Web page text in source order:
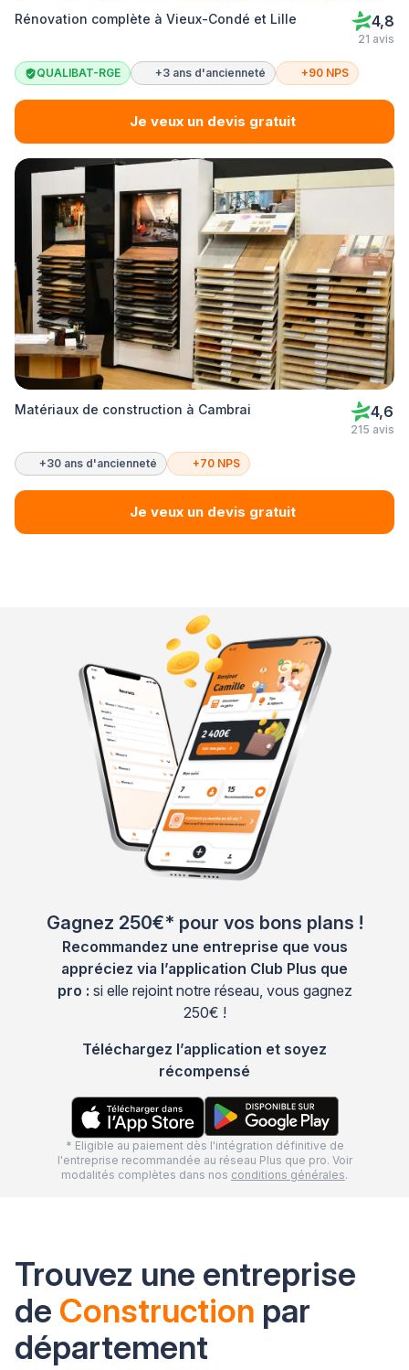
Rénovation complète à Vieux-Condé et Lille 4,8
21 avis
QUALIBAT-RGE +3 ans d'ancienneté +90 NPS
Je veux un devis gratuit
Matériaux de construction à Cambrai 4,6
215 avis
+30 ans d'ancienneté +70 NPS
Je veux un devis gratuit
Gagnez 250€* pour vos bons plans !
Recommandez une entreprise que vous
appréciez via l’application Club Plus que
pro : si elle rejoint notre réseau, vous gagnez
250€ !
Téléchargez l’application et soyez
récompensé
* Eligible au paiement dès l'intégration définitive de
l'entreprise recommandée au réseau Plus que pro. Voir
modalités complètes dans nos conditions générales.
Trouvez une entreprise
de Construction par
département